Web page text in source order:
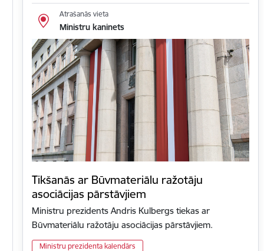
Atrašanās vieta
Ministru kaninets
Tikšanās ar Būvmateriālu ražotāju
asociācijas pārstāvjiem
Ministru prezidents Andris Kulbergs tiekas ar
Būvmateriālu ražotāju asociācijas pārstāvjiem.
Ministru prezidenta kalendārs